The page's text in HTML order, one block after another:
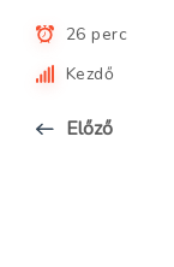
26 perc
Kezdő
Előző